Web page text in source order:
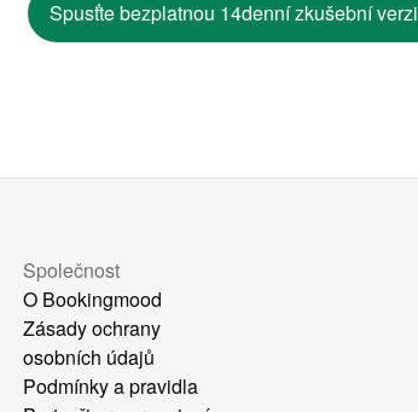
Spusťte bezplatnou 14denní zkušební verzi
Společnost
O Bookingmood
Zásady ochrany
osobních údajů
Podmínky a pravidla